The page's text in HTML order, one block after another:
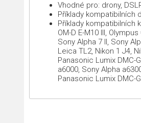
Vhodné pro: drony,
Příklady kompatibilních
Příklady kompatibilních
OM-D E-M10 III,
Sony Alpha 7 II, Sony
Leica TL2, Nikon 1 J4,
Panasonic Lumix DMC-
a6000, Sony Alpha
Panasonic Lumix DMC-